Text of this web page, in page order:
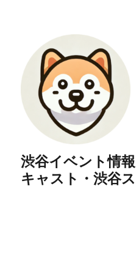
渋谷イベント情
キャスト・渋谷